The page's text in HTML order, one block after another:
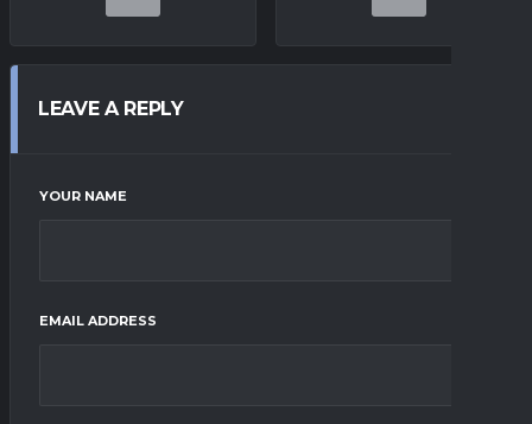
LEAVE A REPLY
YOUR NAME
EMAIL ADDRESS